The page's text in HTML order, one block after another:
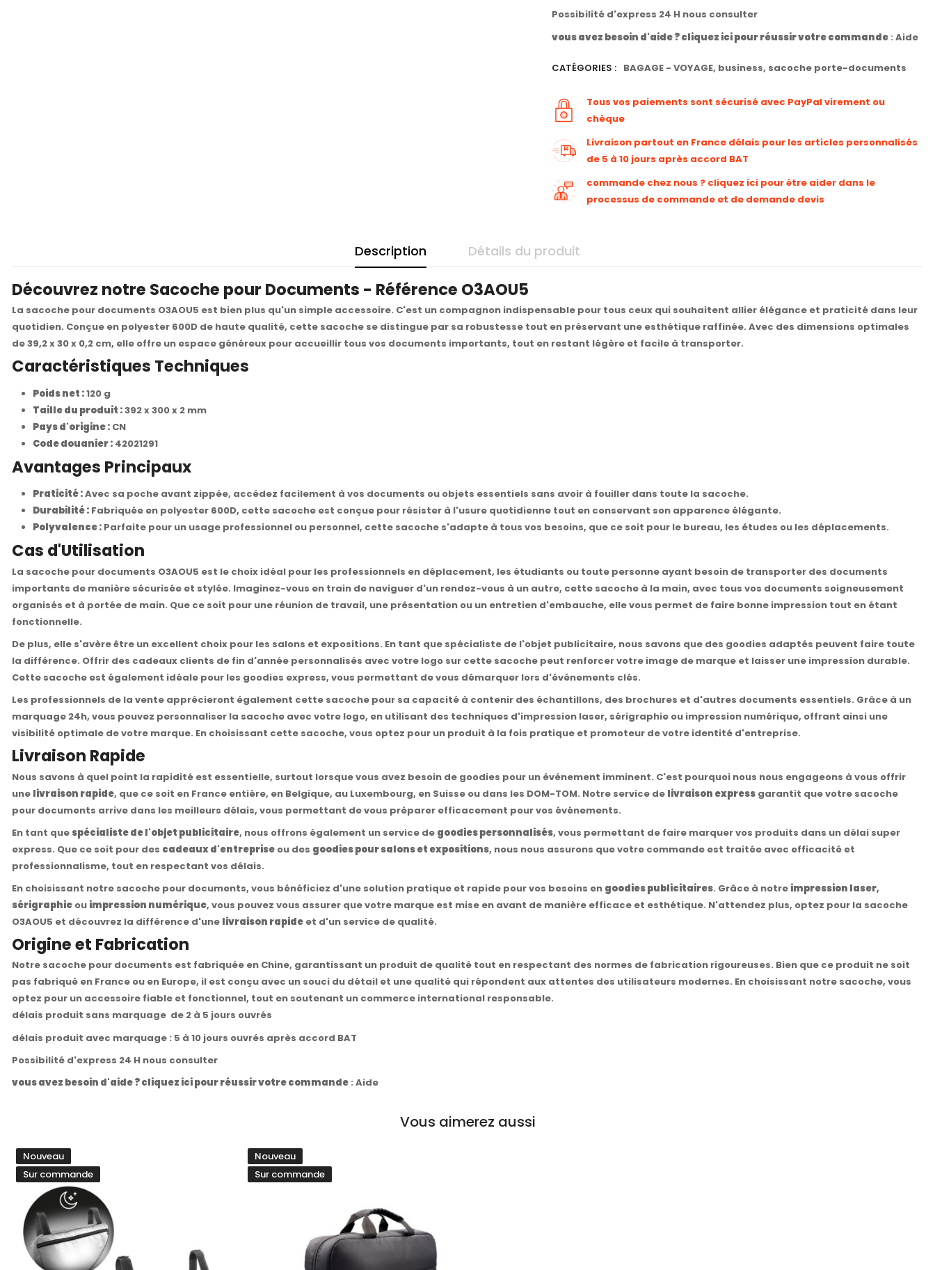
Possibilité d'express 24 H nous consulter
vous avez besoin d'aide ? cliquez ici pour réussir votre commande: Aide
CATÉGORIES : BAGAGE - VOYAGE, business, sacoche porte-documents
Tous vos paiements sont sécurisé avec PayPal virement ou
chèque
Livraison partout en France délais pour les articles personnalisés
de 5 à 10 jours après accord BAT
commande chez nous ? cliquez ici pour être aider dans le
processus de commande et de demande devis
Description Détails du produit
Découvrez notre Sacoche pour Documents - Référence O3AOU5
La sacoche pour documents O3AOU5 est bien plus qu'un simple accessoire. C'est un compagnon indispensable pour tous ceux qui souhaitent allier élégance et praticité dans leur
quotidien. Conçue en polyester 600D de haute qualité, cette sacoche se distingue par sa robustesse tout en préservant une esthétique raffinée. Avec des dimensions optimales
de 39,2 x 30 x 0,2 cm, elle offre un espace généreux pour accueillir tous vos documents importants, tout en restant légère et facile à transporter.
Caractéristiques Techniques
Poids net :120 g
Taille du produit :392 x 300 x 2 mm
Pays d'origine : CN
Code douanier : 42021291
Avantages Principaux
Praticité :Avec sa poche avant zippée, accédez facilement à vos documents ou objets essentiels sans avoir à fouiller dans toute la sacoche.
Durabilité : Fabriquée en polyester 600D, cette sacoche est conçue pour résister à l'usure quotidienne tout en conservant son apparence élégante.
Polyvalence : Parfaite pour un usage professionnel ou personnel, cette sacoche s'adapte à tous vos besoins, que ce soit pour le bureau, les études ou les déplacements.
Cas d'Utilisation
La sacoche pour documents O3AOU5 est le choix idéal pour les professionnels en déplacement, les étudiants ou toute personne ayant besoin de transporter des documents
importants de manière sécurisée et stylée. Imaginez-vous en train de naviguer d'un rendez-vous à un autre, cette sacoche à la main, avec tous vos documents soigneusement
organisés et à portée de main. Que ce soit pour une réunion de travail, une présentation ou un entretien d'embauche, elle vous permet de faire bonne impression tout en étant
fonctionnelle.
De plus, elle s'avère être un excellent choix pour les salons et expositions. En tant que spécialiste de l'objet publicitaire, nous savons que des goodies adaptés peuvent faire toute
la différence. Offrir des cadeaux clients de fin d'année personnalisés avec votre logo sur cette sacoche peut renforcer votre image de marque et laisser une impression durable.
Cette sacoche est également idéale pour les goodies express, vous permettant de vous démarquer lors d'événements clés.
Les professionnels de la vente apprécieront également cette sacoche pour sa capacité à contenir des échantillons, des brochures et d'autres documents essentiels. Grâce à un
marquage 24h, vous pouvez personnaliser la sacoche avec votre logo, en utilisant des techniques d'impression laser, sérigraphie ou impression numérique, offrant ainsi une
visibilité optimale de votre marque. En choisissant cette sacoche, vous optez pour un produit à la fois pratique et promoteur de votre identité d'entreprise.
Livraison Rapide
Nous savons à quel point la rapidité est essentielle, surtout lorsque vous avez besoin de goodies pour un événement imminent. C'est pourquoi nous nous engageons à vous offrir
une livraison rapide, que ce soit en France entière, en Belgique, au Luxembourg, en Suisse ou dans les DOM-TOM. Notre service de livraison express garantit que votre sacoche
pour documents arrive dans les meilleurs délais, vous permettant de vous préparer efficacement pour vos événements.
En tant quespécialiste de l'objet publicitaire, nous offrons également un service de goodies personnalisés, vous permettant de faire marquer vos produits dans un délai super
express. Que ce soit pour des cadeaux d'entreprise ou des goodies pour salons et expositions, nous nous assurons que votre commande est traitée avec efficacité et
professionnalisme, tout en respectant vos délais.
En choisissant notre sacoche pour documents, vous bénéficiez d'une solution pratique et rapide pour vos besoins en goodies publicitaires. Grâce à notre impression laser,
sérigraphie ou impression numérique, vous pouvez vous assurer que votre marque est mise en avant de manière efficace et esthétique. N'attendez plus, optez pour la sacoche
O3AOU5 et découvrez la différence d'une livraison rapide et d'un service de qualité.
Origine et Fabrication
Notre sacoche pour documents est fabriquée en Chine, garantissant un produit de qualité tout en respectant des normes de fabrication rigoureuses. Bien que ce produit ne soit
pas fabriqué en France ou en Europe, il est conçu avec un souci du détail et une qualité qui répondent aux attentes des utilisateurs modernes. En choisissant notre sacoche, vous
optez pour un accessoire fiable et fonctionnel, tout en soutenant un commerce international responsable.
délais produit sans marquage de 2 à 5 jours ouvrés
délais produit avec marquage : 5 à 10 jours ouvrés après accord BAT
Possibilité d'express 24 H nous consulter
vous avez besoin d'aide ? cliquez ici pour réussir votre commande : Aide
Vous aimerez aussi
Nouveau
Sur commande
Nouveau
Sur commande